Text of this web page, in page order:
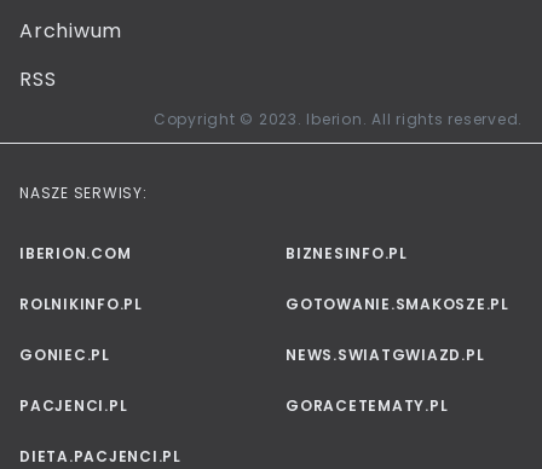
Archiwum
RSS
Copyright © 2023. Iberion. All rights reserved.
NASZE SERWISY:
IBERION.COM BIZNESINFO.PL
ROLNIKINFO.PL GOTOWANIE.SMAKOSZE.PL
GONIEC.PL NEWS.SWIATGWIAZD.PL
PACJENCI.PL GORACETEMATY.PL
DIETA.PACJENCI.PL